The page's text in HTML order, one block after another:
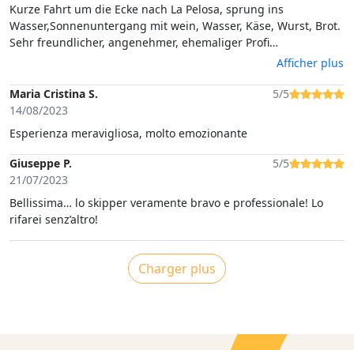
Kurze Fahrt um die Ecke nach La Pelosa, sprung ins
Wasser,Sonnenuntergang mit wein, Wasser, Käse, Wurst, Brot.
Sehr freundlicher, angenehmer, ehemaliger Profi
Radrennfahrer als Skipper.Bisschen weitere Fahrt wäre aber
Afficher plus
Maria Cristina S.
14/08/2023
5/5
Esperienza meravigliosa, molto emozionante
Giuseppe P.
21/07/2023
5/5
Bellissima… lo skipper veramente bravo e professionale! Lo
rifarei senz’altro!
Charger plus